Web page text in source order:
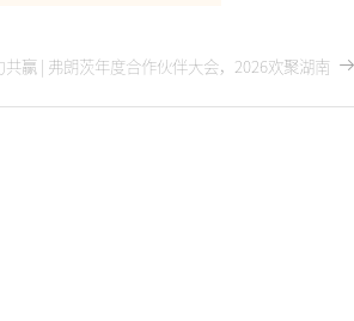
赢 | 弗朗茨年度合作伙伴大会，2026欢聚湖南